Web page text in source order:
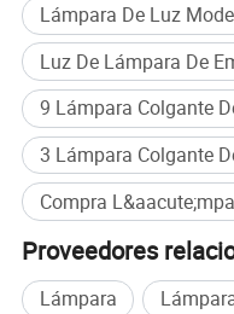
Descripción del producto
LA luz de fieltro
de fieltro PET. Está
plástico recicladas,
ser reciclado de
opción sostenible.
Lámpara De Luz
Luz De Lámpara De
9 Lámpara Colgante
3 Lámpara Colgante
Compra
Proveedores
Lámpara